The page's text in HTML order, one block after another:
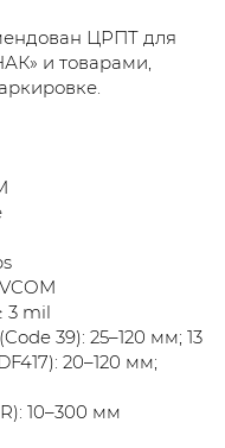
ЦРПТ для
и товарами,
3 mil
39): 25–120 мм; 13
20–120 мм;
10–300 мм